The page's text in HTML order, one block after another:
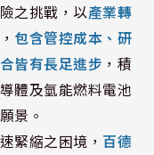
之挑戰，以產業轉
， 包含管控成本、研
皆有長足進步 ，積
體及氫能燃料電池
景。
緊縮之困境， 百德